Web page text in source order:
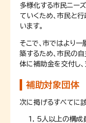
多様化する市民ニー
ていくため、市民と
います。
そこで、市ではより
築するため、市民の
体に補助金を交付し、
補助対象団体
次に掲げるすべてに
5人以上の構成